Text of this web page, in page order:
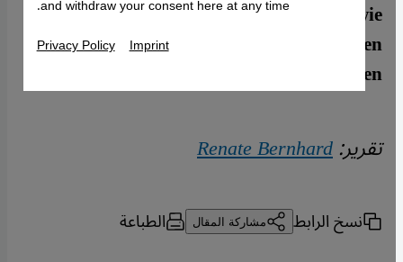
Trotzdem wird sie selbst in Ländern wie
Deutschland praktiziert, wo 30.000 Frauen
betroffen sein sollen.
تقرير:Renate Bernhard
نسخ الرابط مشاركة المقال الطباعة
and withdraw your consent here at any time.
Privacy Policy Imprint